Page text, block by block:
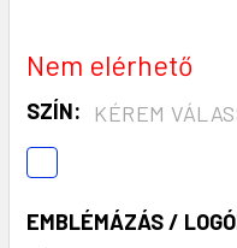
Nem elérhető
SZÍN: KÉREM
EMBLÉMÁZÁS /